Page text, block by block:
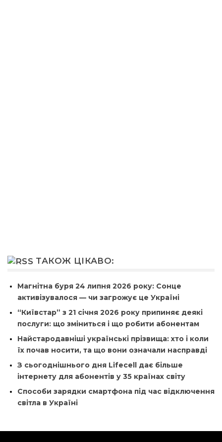
ТАКОЖ ЦІКАВО:
Магнітна буря 24 липня 2026 року: Сонце
активізувалося — чи загрожує це Україні
“Київстар” з 21 січня 2026 року припиняє деякі
послуги: що зміниться і що робити абонентам
Найстародавніші українські прізвища: хто і коли
їх почав носити, та що вони означали насправді
З сьогоднішнього дня Lifecell дає більше
інтернету для абонентів у 35 країнах світу
Способи зарядки смартфона під час відключення
світла в Україні